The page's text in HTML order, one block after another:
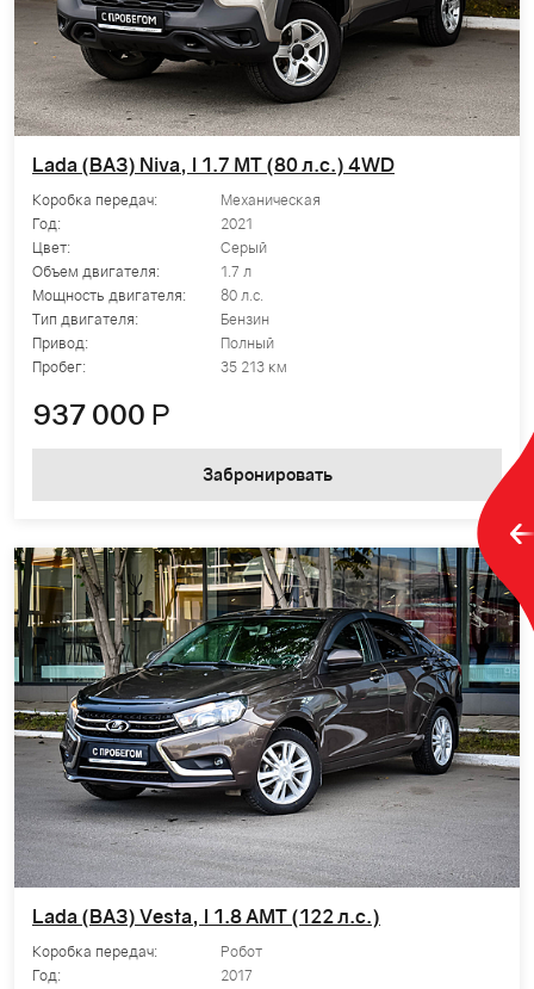
Lada (ВАЗ) Niva, I 1.7 MT (80 л.с.) 4WD
Коробка передач:
Механическая
Год:
2021
Цвет:
Серый
Объем двигателя:
1.7 л
Мощность двигателя:
80 л.с.
Тип двигателя:
Бензин
Привод:
Полный
Пробег:
35 213 км
937 000 Р
Забронировать
Lada (ВАЗ) Vesta, I 1.8 AMT (122 л.с.)
Коробка передач:
Робот
Год:
2017